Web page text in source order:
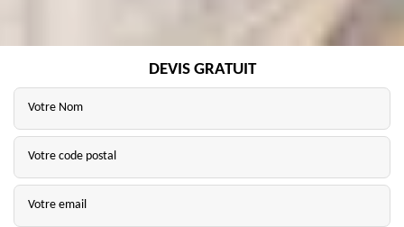
DEVIS GRATUIT